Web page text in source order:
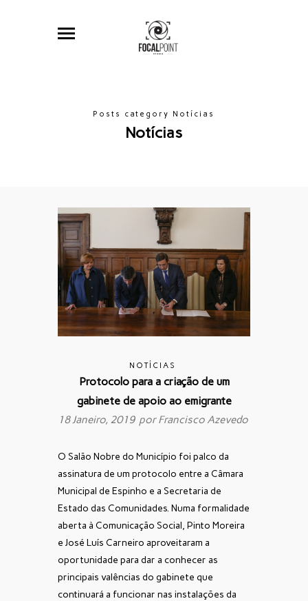
Posts category Notícias
Notícias
NOTÍCIAS
Protocolo para a criação de um
gabinete de apoio ao emigrante
18 Janeiro, 2019 porFrancisco Azevedo
O Salão Nobre do Município foi palco da
assinatura de um protocolo entre a Câmara
Municipal de Espinho e a Secretaria de
Estado das Comunidades. Numa formalidade
aberta à Comunicação Social, Pinto Moreira
e José Luís Carneiro aproveitaram a
oportunidade para dar a conhecer as
principais valências do gabinete que
continuará a funcionar nas instalações da